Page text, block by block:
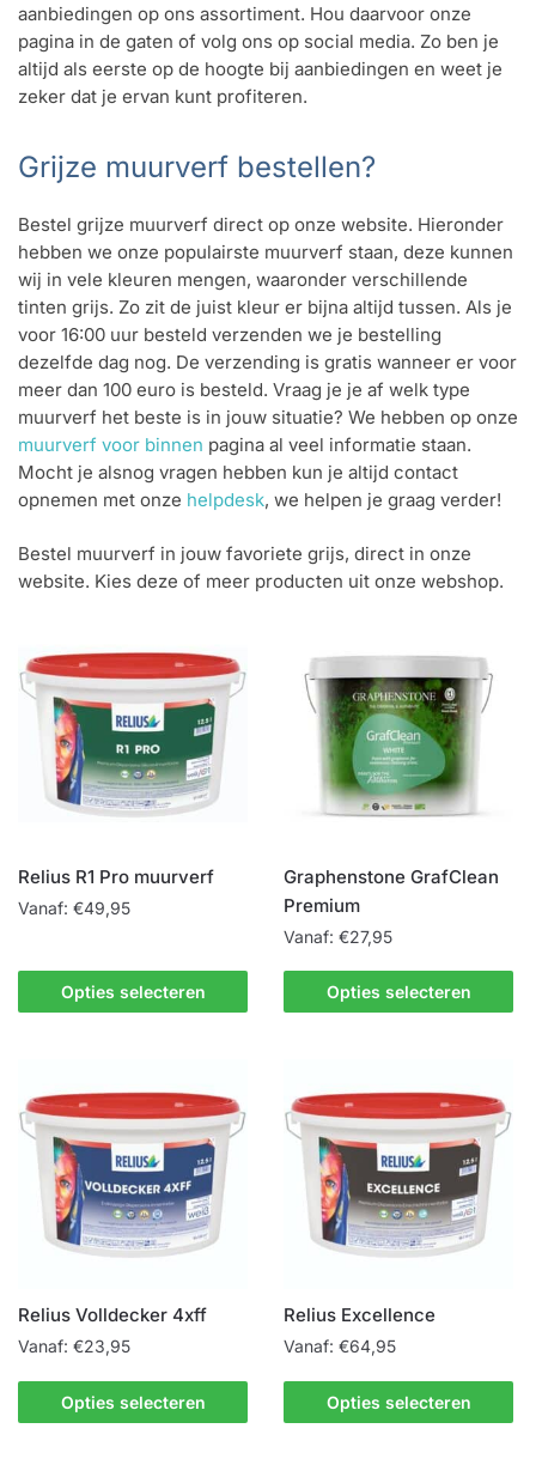
aanbiedingen op ons assortiment. Hou daarvoor onze
pagina in de gaten of volg ons op social media. Zo ben je
altijd als eerste op de hoogte bij aanbiedingen en weet je
zeker dat je ervan kunt profiteren.
Grijze muurverf bestellen?
Bestel grijze muurverf direct op onze website. Hieronder
hebben we onze populairste muurverf staan, deze kunnen
wij in vele kleuren mengen, waaronder verschillende
tinten grijs. Zo zit de juist kleur er bijna altijd tussen. Als je
voor 16:00 uur besteld verzenden we je bestelling
dezelfde dag nog. De verzending is gratis wanneer er voor
meer dan 100 euro is besteld. Vraag je je af welk type
muurverf het beste is in jouw situatie? We hebben op onze
muurverf voor binnen pagina al veel informatie staan.
Mocht je alsnog vragen hebben kun je altijd contact
opnemen met onze helpdesk, we helpen je graag verder!
Bestel muurverf in jouw favoriete grijs, direct in onze
website. Kies deze of meer producten uit onze webshop.
Relius R1 Pro muurverf
Vanaf: €49,95
Opties selecteren
product
heeft
Deze
optie
gekozen
worden
Graphenstone GrafClean
Premium
Vanaf:€27,95
Opties selecteren
product
variaties.
Deze
optie
gekozen
worden
productpagina
Relius Volldecker 4xff
Vanaf: €23,95
Opties selecteren
product
Relius Excellence
Vanaf:€64,95
Opties selecteren
product